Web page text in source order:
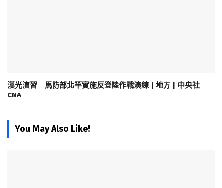
漢光演習 馬防部北竿實施反登陸作戰演練 | 地方 | 中央社
CNA
You May Also Like!